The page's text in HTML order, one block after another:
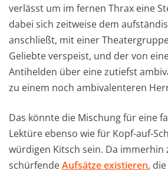
verlässt um im fernen Thrax eine
dabei sich zeitweise dem
anschließt, mit einer
Geliebte verspeist, und der von
Antihelden über eine zutiefst
zu einem noch ambivalenteren
Das könnte die Mischung für eine
Lektüre ebenso wie für Kopf-auf-
würdigen Kitsch sein. Da
schürfendeAufsätzeexistieren,